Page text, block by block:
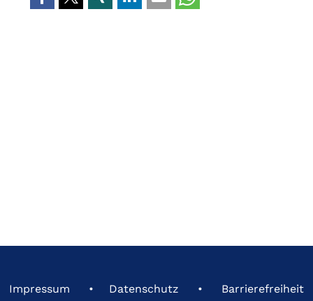
Impressum Datenschutz Barrierefreiheit